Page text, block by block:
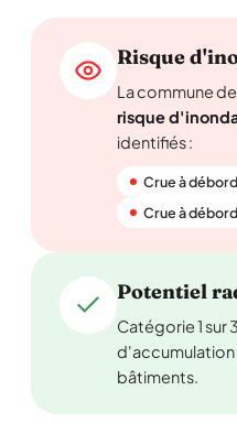
Risque
La commune de
risque
identifiés :
Crue à
Crue à
Potentiel
Catégorie 1 sur
d'accumulation
bâtiments.